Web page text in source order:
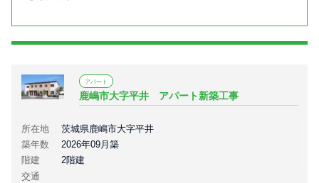
アパート
鹿嶋市大字平井 アパート新築工事
所在地
茨城県鹿嶋市大字平井
築年数
2026年09月築
階建
2階建
交通